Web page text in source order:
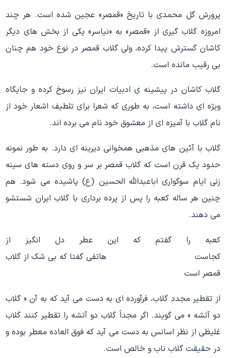
پرورش گل محمدی با تاریخ «قمصر» عجین شده است. هر چند
امروزه گلاب گیری از «قمصر» به «نیاسر» یکی از بخش های دیگر
کاشان گسترش پیدا کرده، ولی گلاب قمصر در نوع خود هم چنان
بی رقیب مانده است.
گلاب کاشان در پیشینه ی ادبیات ایران نیز رسوخ کرده و جایگاه
ویژه ای داشته است، به طوری که شعرا برای تلطیف اشعار خود از
نام گلاب با آمیزه ای از معشوق خود نام می برده اند.
گلاب با آئین های مذهبی همخوانی دیرینه ای دارد. به طور نمونه
حدود یک قرن است که گلاب قمصر بر سر و روی دسته های سینه
زنی ایام سوگواری اباعبدالله الحسین (ع) پاشیده می شود. هم
چنین هر ساله کعبه را پس از پرده برداری با گلاب ایران شستشو
می دهند.
کعبه را گفتم که این عطر دل انگیز از
کجاست هاتفی گفتا که بی شک از گلاب
قمصر است
از تقطیر مجدد گلاب، فرآورده ای به دست می آید که به آن « گلاب
دو آتشه » می گویند. اگر مجداً گلاب دو آتشه را تقطیر کنند گلاب
غلیظی از نظر اسانس به دست می آید که فوق العاده معطر بوده و
در حقیقت گلاب ناب و خالص است.